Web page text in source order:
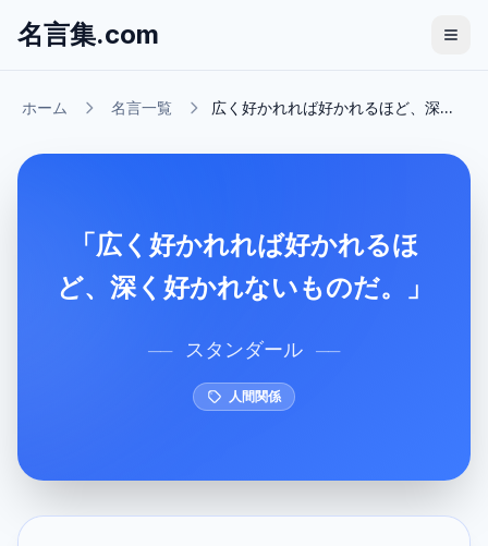
名言集.com
ホーム 名言一覧 広く好かれれば好かれるほど、深...
「広く好かれれば好かれるほ
ど、深く好かれないものだ。」
── スタンダール ──
人間関係